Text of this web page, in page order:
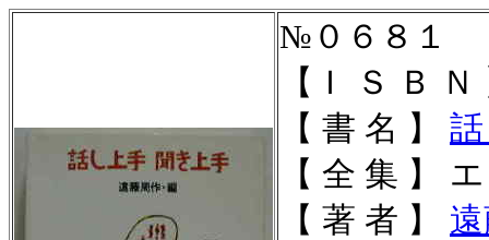
№０６８１
【Ｉ Ｓ Ｂ
【 書 名 】
【 全 集 】
【 著 者 】